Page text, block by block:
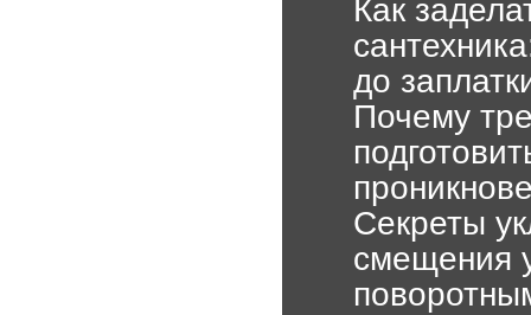
Как
до
Почему
Секреты
смещения